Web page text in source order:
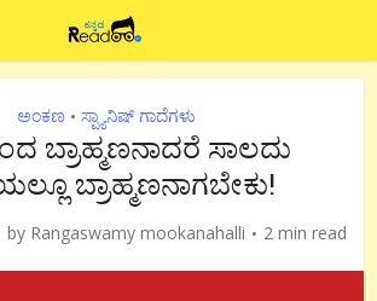
ಅಂಕಣ • ಸ್ಪ್ಯಾನಿಷ್ ಗಾದೆಗಳು
ಬ್ರಾಹ್ಮಣನಾದರೆ ಸಾಲದು
ಬ್ರಾಹ್ಮಣನಾಗಬೇಕು!
by Rangaswamy mookanahalli 2 min read